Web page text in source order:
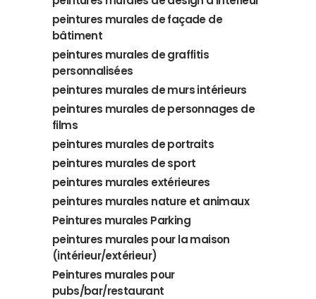
peintures murales de façade de
bâtiment
peintures murales de graffitis
personnalisées
peintures murales de murs intérieurs
peintures murales de personnages de
films
peintures murales de portraits
peintures murales de sport
peintures murales extérieures
peintures murales nature et animaux
Peintures murales Parking
peintures murales pour la maison
(intérieur/extérieur)
Peintures murales pour
pubs/bar/restaurant